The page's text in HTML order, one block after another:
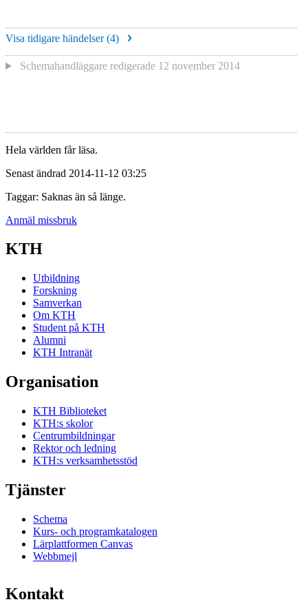
Visa tidigare händelser (4)
Schemahandläggare redigerade 12 november 2014
Hela världen får läsa.
Senast ändrad 2014-11-12 03:25
Taggar: Saknas än så länge.
Anmäl missbruk
KTH
Utbildning
Forskning
Samverkan
Om KTH
Student på KTH
Alumni
KTH Intranät
Organisation
KTH Biblioteket
KTH:s skolor
Centrumbildningar
Rektor och ledning
KTH:s verksamhetsstöd
Tjänster
Schema
Kurs- och programkatalogen
Lärplattformen Canvas
Webbmejl
Kontakt